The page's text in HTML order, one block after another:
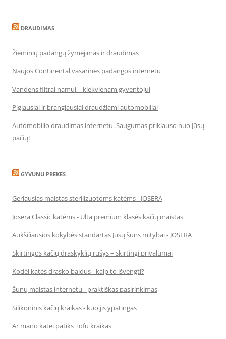
DRAUDIMAS
Žieminių padangų žymėjimas ir draudimas
Naujos Continental vasarinės padangos internetu
Vandens filtrai namui – kiekvienam gyventojui
Pigiausiai ir brangiausiai draudžiami automobiliai
Automobilio draudimas internetu. Saugumas priklauso nuo Jūsų
pačių!
GYVUNU PREKES
Geriausias maistas sterilizuotoms katėms - JOSERA
Josera Classic katėms - Ulta premium klasės kačių maistas
Aukščiausios kokybės standartas Jūsų šuns mitybai - JOSERA
Skirtingos kačių draskyklių rūšys – skirtingi privalumai
Kodėl katės drasko baldus - kaip to išvengti?
Šunų maistas internetu - praktiškas pasirinkimas
Silikoninis kačių kraikas - kuo jis ypatingas
Ar mano katei patiks Tofu kraikas